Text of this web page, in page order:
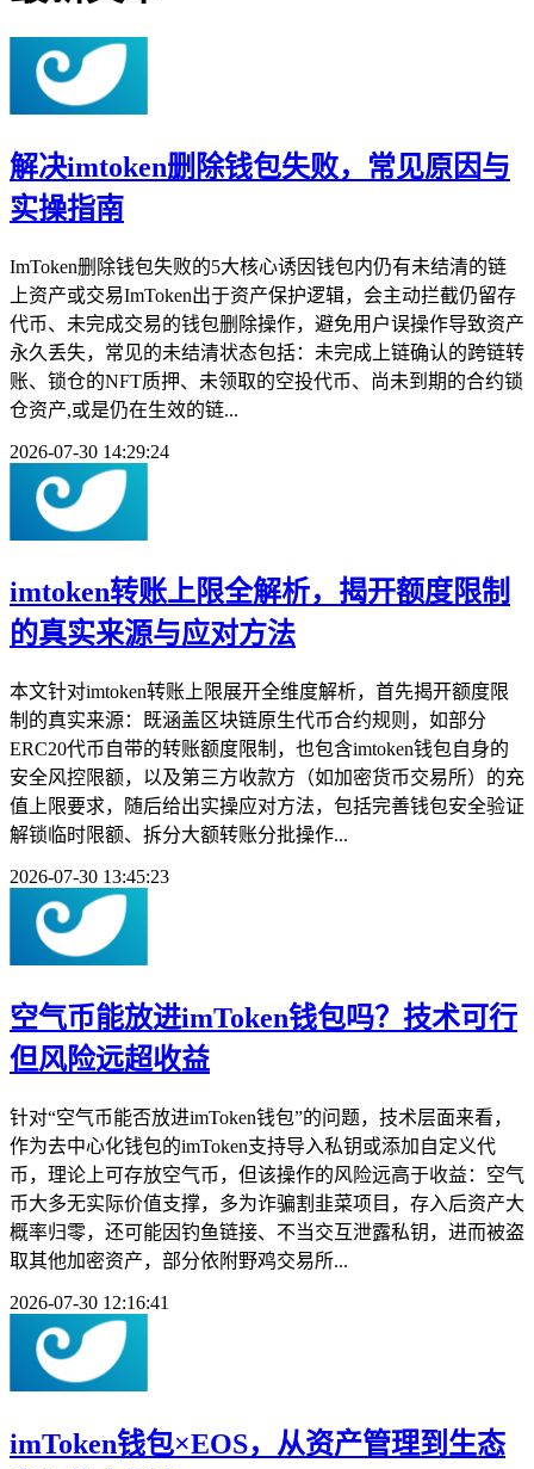
解决imtoken删除钱包失败，常见原因与
实操指南
ImToken删除钱包失败的5大核心诱因钱包内仍有未结清的链
上资产或交易ImToken出于资产保护逻辑，会主动拦截仍留存
代币、未完成交易的钱包删除操作，避免用户误操作导致资产
永久丢失，常见的未结清状态包括：未完成上链确认的跨链转
账、锁仓的NFT质押、未领取的空投代币、尚未到期的合约锁
仓资产,或是仍在生效的链...
2026-07-30 14:29:24
imtoken转账上限全解析，揭开额度限制
的真实来源与应对方法
本文针对imtoken转账上限展开全维度解析，首先揭开额度限
制的真实来源：既涵盖区块链原生代币合约规则，如部分
ERC20代币自带的转账额度限制，也包含imtoken钱包自身的
安全风控限额，以及第三方收款方（如加密货币交易所）的充
值上限要求，随后给出实操应对方法，包括完善钱包安全验证
解锁临时限额、拆分大额转账分批操作...
2026-07-30 13:45:23
空气币能放进imToken钱包吗？技术可行
但风险远超收益
针对“空气币能否放进imToken钱包”的问题，技术层面来看，
作为去中心化钱包的imToken支持导入私钥或添加自定义代
币，理论上可存放空气币，但该操作的风险远高于收益：空气
币大多无实际价值支撑，多为诈骗割韭菜项目，存入后资产大
概率归零，还可能因钓鱼链接、不当交互泄露私钥，进而被盗
取其他加密资产，部分依附野鸡交易所...
2026-07-30 12:16:41
imToken钱包×EOS，从资产管理到生态